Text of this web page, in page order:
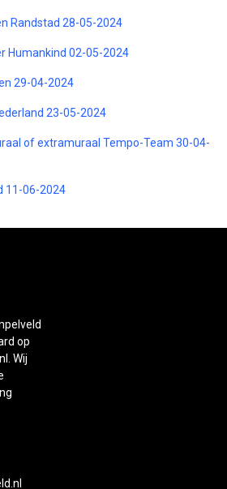
Randstad 28-05-2024
Humankind 02-05-2024
29-04-2024
23-05-2024
of extramuraal Tempo-Team 30-04-
11-06-2024
op
Wij